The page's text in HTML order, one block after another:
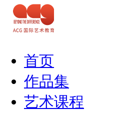
首页
作品集
艺术课程